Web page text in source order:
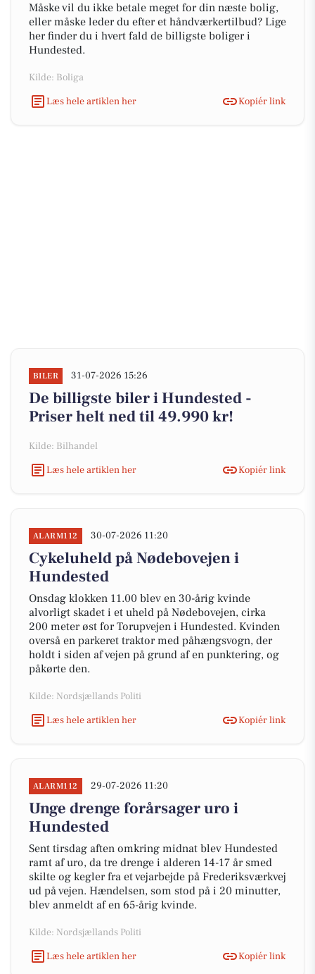
Måske vil du ikke betale meget for din næste bolig,
eller måske leder du efter et håndværkertilbud? Lige
her finder du i hvert fald de billigste boliger i
Hundested.
Kilde: Boliga
Læs hele artiklen her
Kopiér link
BILER 31-07-2026 15:26
De billigste biler i Hundested -
Priser helt ned til 49.990 kr!
Kilde: Bilhandel
Læs hele artiklen her
Kopiér link
ALARM112 30-07-2026 11:20
Cykeluheld på Nødebovejen i
Hundested
Onsdag klokken 11.00 blev en 30-årig kvinde
alvorligt skadet i et uheld på Nødebovejen, cirka
200 meter øst for Torupvejen i Hundested. Kvinden
overså en parkeret traktor med påhængsvogn, der
holdt i siden af vejen på grund af en punktering, og
påkørte den.
Kilde: Nordsjællands Politi
Læs hele artiklen her
Kopiér link
ALARM112 29-07-2026 11:20
Unge drenge forårsager uro i
Hundested
Sent tirsdag aften omkring midnat blev Hundested
ramt af uro, da tre drenge i alderen 14-17 år smed
skilte og kegler fra et vejarbejde på Frederiksværkvej
ud på vejen. Hændelsen, som stod på i 20 minutter,
blev anmeldt af en 65-årig kvinde.
Kilde: Nordsjællands Politi
Læs hele artiklen her
Kopiér link